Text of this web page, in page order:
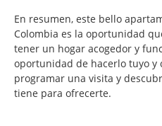
En resumen, este bello
Colombia es la oportunidad
tener un hogar acogedor y
oportunidad de hacerlo tuyo y
programar una visita y
tiene para ofrecerte.